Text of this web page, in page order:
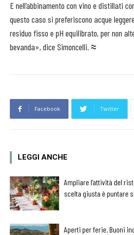
E nell’abbinamento con vino e distillati
questo caso si preferiscono acque
residuo fisso e pH equilibrato, per non
bevanda», dice Simoncelli. ≈
Facebook Twitter
LEGGI ANCHE
Ampliare l’attività del
scelta giusta è puntare
Aperti per ferie. Buoni